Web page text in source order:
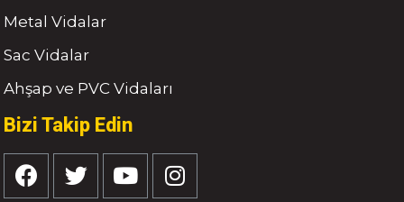
Metal Vidalar
Sac Vidalar
Ahşap ve PVC Vidaları
Bizi Takip Edin